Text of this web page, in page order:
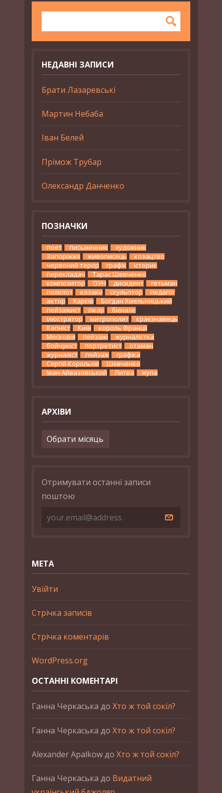
НЕДАВНІ ЗАПИСИ
Брати Лазаревські
Мартин Небаба
Іван Белей
Прімож Трубар
Олександр Данченко
ПОЗНАЧКИ
поет письменник
художник
Запоріжжя
живописець
козацтво
червоний терор
графік
історик
перекладач
Тарас Шевченко
композитор
ОУН дисидент
гетьман
поліглот
козаки скульптор
педагог
актор
Харків
Богдан Хмельницький
пейзажист
лікар
бієнале
ілюстратор
митрополит
краєзнавець
Капніст
Київ
король Франції
Московія
пейзажі
журналістка
бойчукіст
портретист
отаман
журналіст
пейзаж
графіка
Сергій Корольов
Шевченко
Іван Айвазовський
Литва жупа
АРХІВИ
Архіви
Отримувати останні записи
поштою
МЕТА
Увійти
Стрічка записів
Стрічка коментарів
WordPress.org
ОСТАННІ КОМЕНТАРІ
Ганна Черкаська до Хто ж той сокіл?
Ганна Черкаська до Хто ж той сокіл?
Alexander Apalkowдо Хто ж той сокіл?
Ганна Черкаська до Видатний